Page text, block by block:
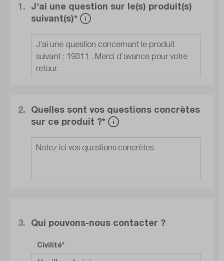
J'ai une question sur le(s) produit(s)
suivant(s)*
1.
Quelles sont vos questions concrètes
sur ce produit ?*
2.
Qui pouvons-nous contacter ?
3.
Civilité